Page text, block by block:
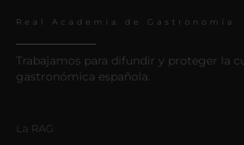
Real Academia de Gastronomía
Trabajamos para difundir y proteger la
gastronómica española.
La RAG